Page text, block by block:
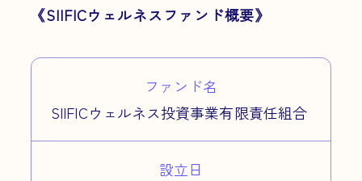
《SIIFICウェルネスファンド概要》
ファンド名
SIIFICウェルネス投資事業有限責任組合
設立日